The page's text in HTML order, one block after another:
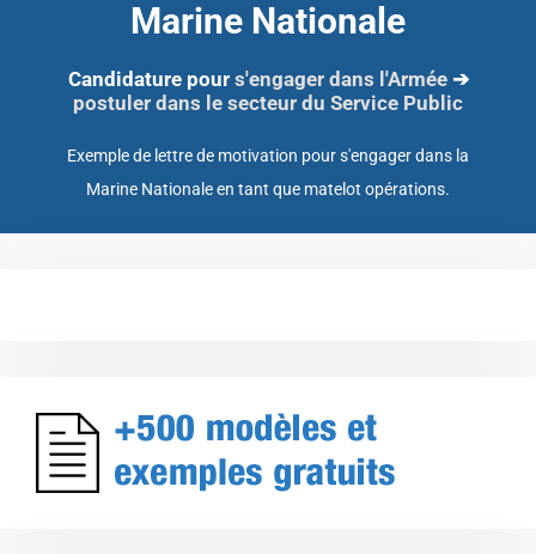
Marine Nationale
Candidature pour s'engager dans l'Armée➔
postuler dans le secteur du Service Public
Exemple de lettre de motivation pour s'engager dans la
Marine Nationale en tant que matelot opérations.